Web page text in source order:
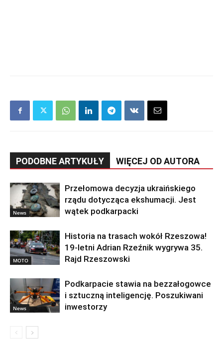
PODOBNE ARTYKUŁY WIĘCEJ OD AUTORA
News
Przełomowa decyzja ukraińskiego
rządu dotycząca ekshumacji. Jest
wątek podkarpacki
MOTO
Historia na trasach wokół Rzeszowa!
19-letni Adrian Rzeźnik wygrywa 35.
Rajd Rzeszowski
News
Podkarpacie stawia na bezzałogowce
i sztuczną inteligencję. Poszukiwani
inwestorzy